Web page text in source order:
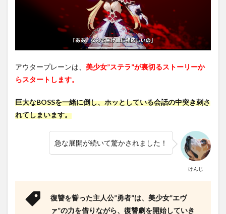
アウタープレーンは、 美少女”ステラ”が裏切るストーリーか
らスタートします。
巨大なBOSSを一緒に倒し、ホッとしている会話の中突き刺さ
れてしまいます。
けんじ
急な展開が続いて驚かされました！
復讐を誓った主人公”勇者”は、美少女”エヴ
ァ”の力を借りながら、復讐劇を開始していき